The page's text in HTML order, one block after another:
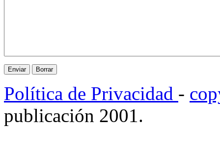
Política de Privacidad -
publicación 2001.